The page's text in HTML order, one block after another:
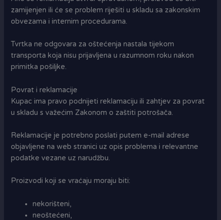
zamijenjen ili će se problem riješiti u skladu sa zakonskim
obvezama i internim procedurama.
Tvrtka ne odgovara za oštećenja nastala tijekom
transporta koja nisu prijavljena u razumnom roku nakon
primitka pošiljke.
Povrat i reklamacije
Kupac ima pravo podnijeti reklamaciju ili zahtjev za povrat
u skladu s važećim Zakonom o zaštiti potrošača.
Reklamacije je potrebno poslati putem e-mail adrese
objavljene na web stranici uz opis problema i relevantne
podatke vezane uz narudžbu.
Proizvodi koji se vraćaju moraju biti:
nekorišteni,
neoštećeni,